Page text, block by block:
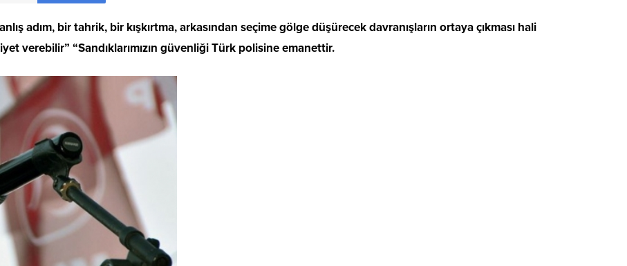
adım, bir tahrik, bir kışkırtma, arkasından seçime gölge düşürecek davranışların ortaya çıkması hali
verebilir” “Sandıklarımızın güvenliği Türk polisine emanettir.